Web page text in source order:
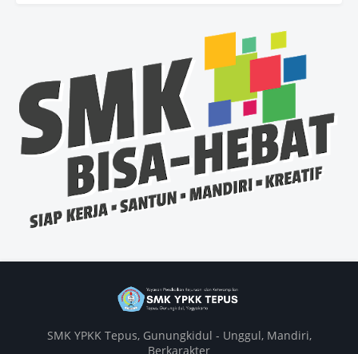
SMK YPKK Tepus, Gunungkidul - Unggul, Mandiri,
Berkarakter